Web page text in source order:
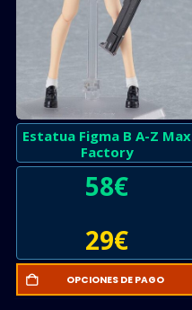
Estatua Figma B A-Z Max
Factory
58€
29€
OPCIONES DE PAGO